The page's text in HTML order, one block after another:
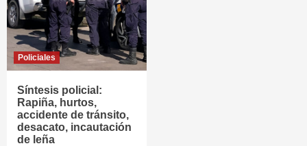
Policiales
Síntesis policial:
Rapiña, hurtos,
accidente de tránsito,
desacato, incautación
de leña